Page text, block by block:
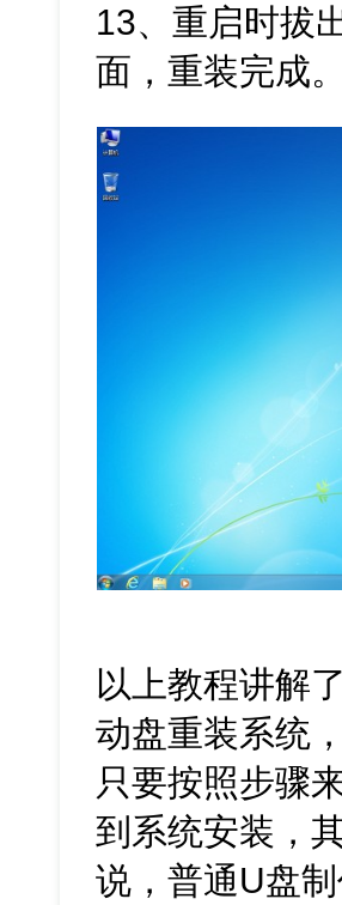
13、重启时拔
面，重装完成。
以上教程讲解
动盘重装系统
只要按照步骤
到系统安装，
说，普通U盘